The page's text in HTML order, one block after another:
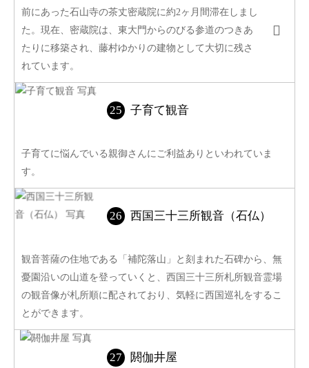
前にあった石山寺の茶丈密蔵院に約2ヶ月間滞在しまし
た。現在、密蔵院は、東大門からのびる参道のつきあ
たりに移築され、藤村ゆかりの建物として大切に残さ
れています。
子育て観音
子育てに悩んでいる親御さんにご利益ありといわれていま
す。
西国三十三所観音（石仏）
観音菩薩の住地である「補陀落山」と刻まれた石碑から、無
憂園沿いの山道を登っていくと、西国三十三所札所観音霊場
の観音像が札所順に配されており、気軽に西国巡礼をするこ
とができます。
閼伽井屋